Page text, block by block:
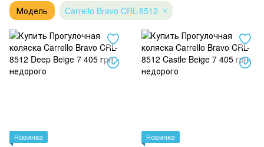
Модель Carrello Bravo CRL-8512
Новинка Новинка